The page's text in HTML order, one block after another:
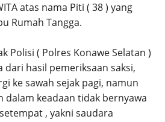
atas nama Piti ( 38 ) yang
Rumah Tangga.
Polisi ( Polres Konawe Selatan )
dari hasil pemeriksaan saksi,
ke sawah sejak pagi, namun
dalam keadaan tidak bernyawa
, yakni saudara